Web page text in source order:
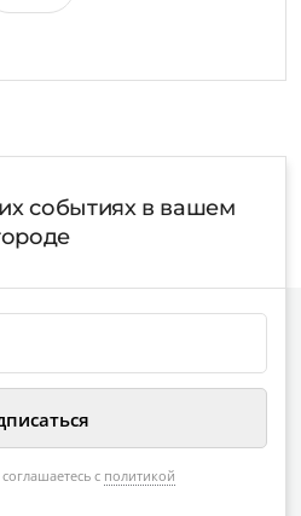
событиях в вашем
с политикой